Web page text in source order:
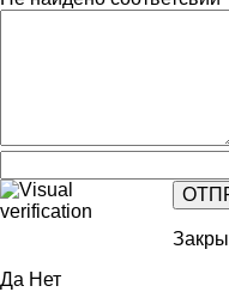
Да Нет